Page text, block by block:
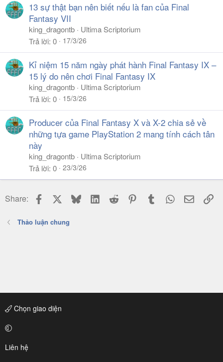
13 sự thật bạn nên biết nếu là fan của Final
Fantasy VII
king_dragontb
Ultima Scriptorium
Trả lời 0 17/3/26
Kỉ niệm 15 năm ngày phát hành Final Fantasy IX –
15 lý do nên chơi Final Fantasy IX
king_dragontb
Ultima Scriptorium
Trả lời 0 15/3/26
Producer của Final Fantasy X và X-2 chia sẻ về
những tựa game PlayStation 2 mang tính cách tân
này
king_dragontb
Ultima Scriptorium
Trả lời 0 23/3/26
Share: Facebook BlueskyLinkedIn
Reddit PinterestTumblr WhatsApp
Email
Thảo luận chung
Chọn giao diện
Liên hệ